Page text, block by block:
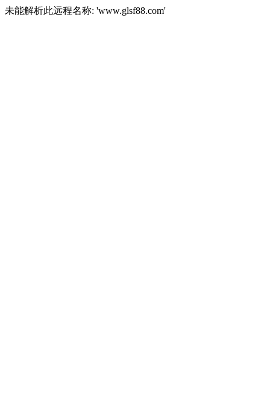
未能解析此远程名称: 'www.glsf88.com'